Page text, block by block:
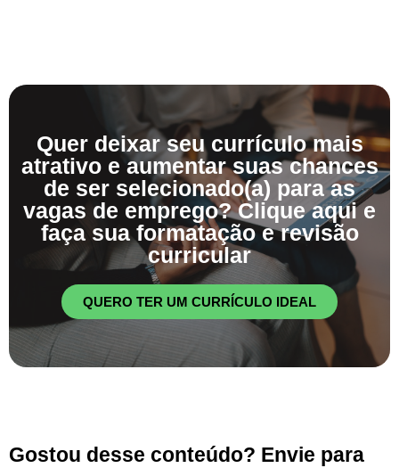
Quer deixar seu currículo mais
atrativo e aumentar suas chances
de ser selecionado(a) para as
vagas de emprego? Clique aqui e
faça sua formatação e revisão
curricular
QUERO TER UM CURRÍCULO IDEAL
Gostou desse conteúdo? Envie para